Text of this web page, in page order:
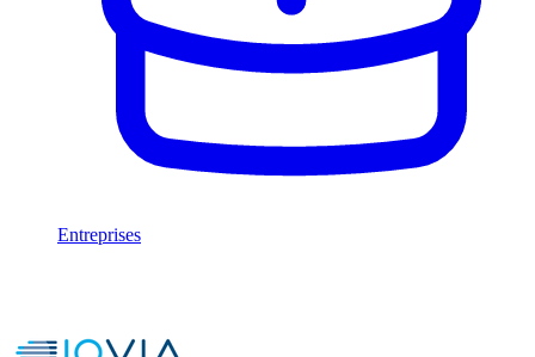
Entreprises